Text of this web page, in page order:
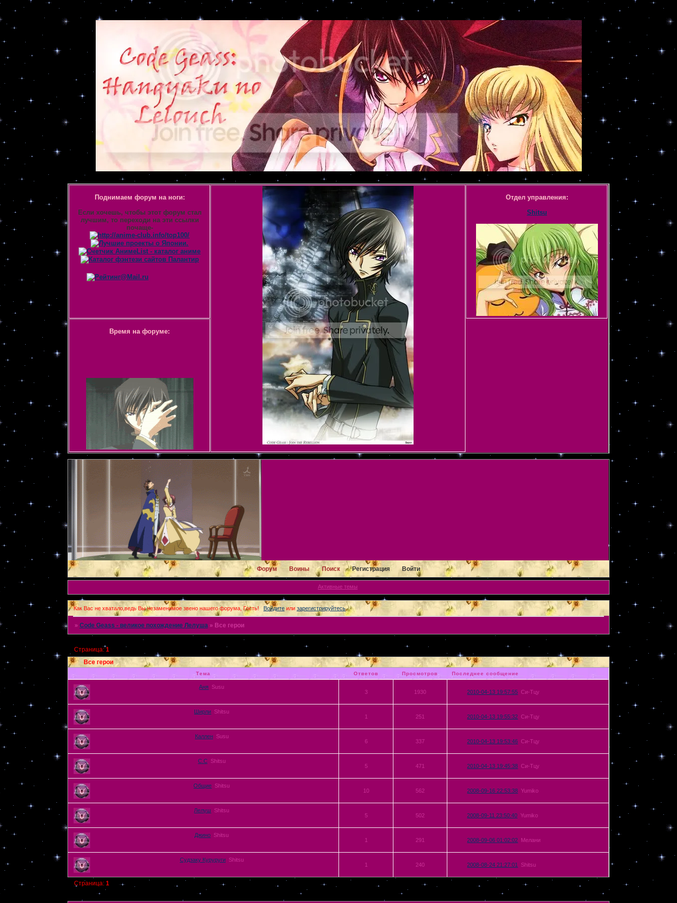
Поднимаем форум на ноги:
Если хочешь, чтобы этот форум стал
лучшим, то переходи на эти ссылки
почаще-
Отдел управления:
Shitsu
Время на форуме:
Форум Воины Поиск Регистрация Войти
Активные темы
Как Вас не хватало,ведь Вы незаменимое звено нашего форума, Гость! Войдитеили зарегистрируйтесь.
» Code Geass - великое похождение Лелуша » Все герои
Все герои
Страница:1
Тема Ответов Просмотров Последнее сообщение
Аня Susu
3
1930 2010-04-13 19:57:55 Си-Тцу
Ширли Shitsu
1
251 2010-04-13 19:55:32 Си-Тцу
Каллен Susu
6
337 2010-04-13 19:53:46 Си-Тцу
С.С Shitsu
5
471 2010-04-13 19:45:38 Си-Тцу
Общие Shitsu
10
562 2008-09-16 22:53:38 Yumiko
Лелуш
Shitsu
5
502 2008-09-11 23:50:40 Yumiko
Джино Shitsu
1
291 2008-09-06 01:02:02 Мелани
Судзаку Куруруги Shitsu
1
240 2008-08-24 21:27:01 Shitsu
Страница: 1